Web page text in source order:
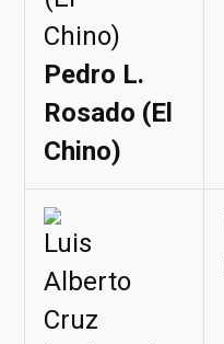
Pedro L.
Rosado (El
Chino)